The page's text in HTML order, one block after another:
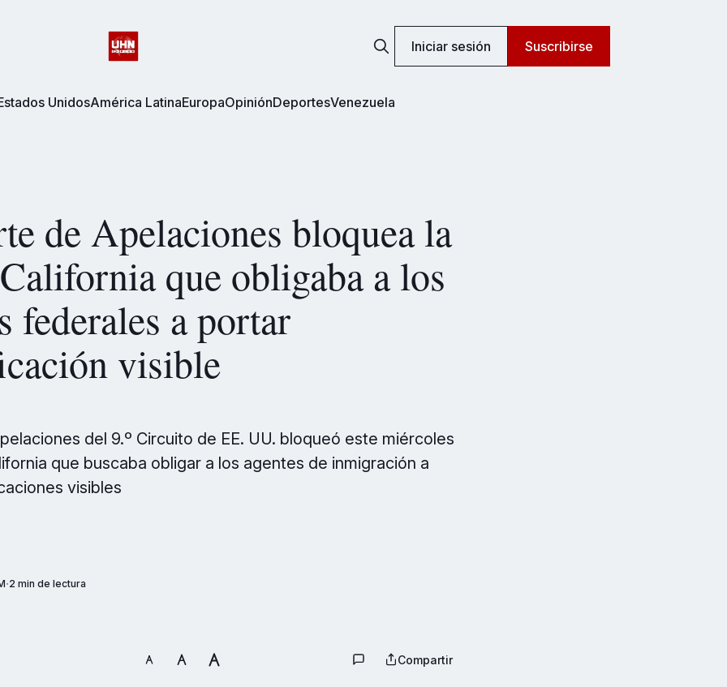
Iniciar sesión Suscribirse
UnidosAmérica LatinaEuropaOpiniónDeportesVenezuela
de Apelaciones bloquea la
que obligaba a los
federales a portar
visible
del 9.º Circuito de EE. UU. bloqueó este miércoles
que buscaba obligar a los agentes de inmigración a
visibles
2 min de lectura
Compartir